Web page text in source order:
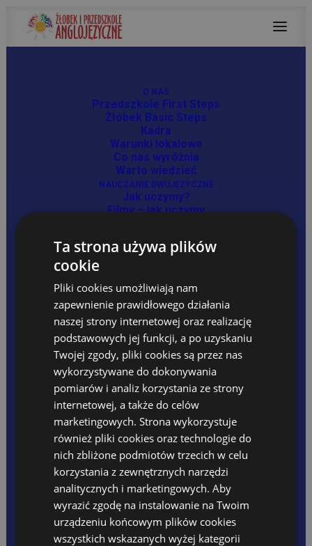
O NAS
Przedszkole First Steps
Żłobek Basic Steps
Kadra
Warunki lokalowe
Co nas wyróżnia
Warto wiedzieć
NAUCZANIE DWUJĘZYCZNE
Jak uczymy?
Filmy – jak uczymy
OFERTA
Zajęcia dodatkowe
Forest Adventure
Oferta wakacyjna 2026
Opłaty
PLANY DNIA
REKRUTACJA
DLA RODZICA
Raporty z zajęć ŻŁOBEK
Raporty z zajęć POLSKIE
Jadłospis
Opłaty
Kącik rodzica
Kalendarz wydarzeń
Dni wolne
Rodo
Ubezpieczenie 2024/2025
Standardy Ochrony Małoletnich
FESTIWAL
PROJEKT UNIJNY
Miesiąc: wrzesień 2024
zajęcia kulinarne
Za nami pierwsze w tym roku zajęcia
"COOKING DAY"
przez KAtrarere_45_345Rzyn
Ta strona używa plików
cookie
Pliki cookies umożliwiają nam
zapewnienie prawidłowego działania
naszej strony internetowej oraz realizację
podstawowych jej funkcji, a po uzyskaniu
Twojej zgody, pliki cookies są przez nas
wykorzystywane do dokonywania
pomiarów i analiz korzystania ze strony
internetowej, a także do celów
marketingowych. Strona wykorzystuje
również pliki cookies oraz technologie do
nich zbliżone podmiotów trzecich w celu
korzystania z zewnętrznych narzędzi
analitycznych i marketingowych. Aby
wyrazić zgodę na instalowanie na Twoim
urządzeniu końcowym plików cookies
wszystkich wskazanych wyżej kategorii